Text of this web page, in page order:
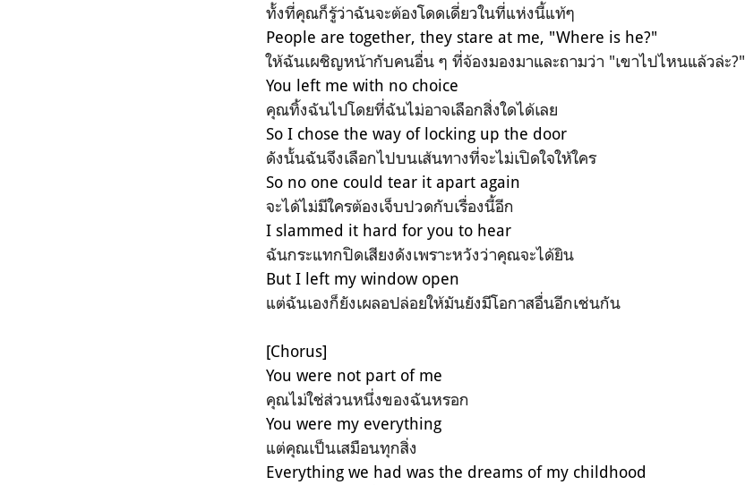
ทั้งที่คุณก็รู้ว่าฉันจะต้องโดดเดี่ยวในที่แห่งนี้แท้ๆ
People are together, they stare at me, "Where is he?"
ให้ฉันเผชิญหน้ากับคนอื่น ๆ ที่จ้องมองมาและถามว่า "เขาไปไหนแล้วล่ะ?"
You left me with no choice
คุณทิ้งฉันไปโดยที่ฉันไม่อาจเลือกสิ่งใดได้เลย
So I chose the way of locking up the door
ดังนั้นฉันจึงเลือกไปบนเส้นทางที่จะไม่เปิดใจให้ใคร
So no one could tear it apart again
จะได้ไม่มีใครต้องเจ็บปวดกับเรื่องนี้อีก
I slammed it hard for you to hear
ฉันกระแทกปิดเสียงดังเพราะหวังว่าคุณจะได้ยิน
But I left my window open
แต่ฉันเองก็ยังเผลอปล่อยให้มันยังมีโอกาสอื่นอีกเช่นกัน
[Chorus]
You were not part of me
คุณไม่ใช่ส่วนหนึ่งของฉันหรอก
You were my everything
แต่คุณเป็นเสมือนทุกสิ่ง
Everything we had was the dreams of my childhood